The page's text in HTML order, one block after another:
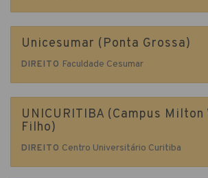
Unicesumar (Ponta Grossa)
DIREITO Faculdade Cesumar
UNICURITIBA (Campus Milton
Filho)
DIREITO Centro Universitário Curitiba